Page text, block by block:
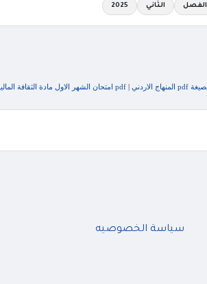
الفصل الثاني 2025
|pdf امتحان الشهر الاول مادة الثقافة المالية للصف السابع الفصل الثاني 2025
سياسة الخصوصيه